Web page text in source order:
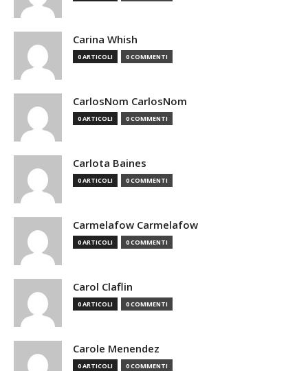
Carina Whish
0 ARTICOLI 0 COMMENTI
CarlosNom CarlosNom
0 ARTICOLI 0 COMMENTI
Carlota Baines
0 ARTICOLI 0 COMMENTI
Carmelafow Carmelafow
0 ARTICOLI 0 COMMENTI
Carol Claflin
0 ARTICOLI 0 COMMENTI
Carole Menendez
0 ARTICOLI 0 COMMENTI